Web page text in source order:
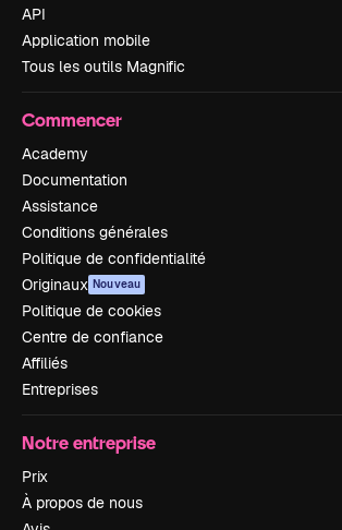
API
Application mobile
Tous les outils Magnific
Commencer
Academy
Documentation
Assistance
Conditions générales
Politique de confidentialité
Originaux Nouveau
Politique de cookies
Centre de confiance
Affiliés
Entreprises
Notre entreprise
Prix
À propos de nous